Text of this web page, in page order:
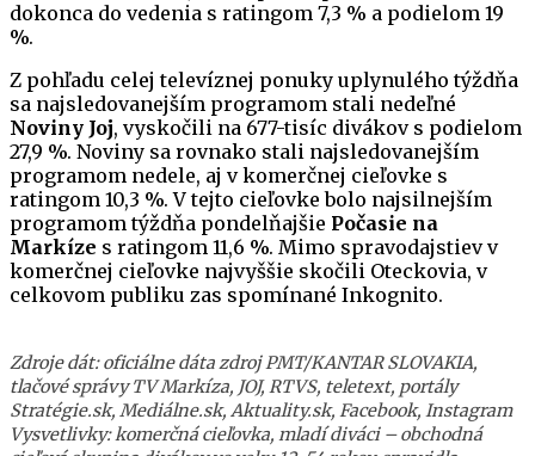
dokonca do vedenia s ratingom 7,3 % a podielom 19
%.
Z pohľadu celej televíznej ponuky uplynulého týždňa
sa najsledovanejším programom stali nedeľné
Noviny Joj, vyskočili na 677-tisíc divákov s podielom
27,9 %. Noviny sa rovnako stali najsledovanejším
programom nedele, aj v komerčnej cieľovke s
ratingom 10,3 %. V tejto cieľovke bolo najsilnejším
programom týždňa pondelňajšie Počasie na
Markíze s ratingom 11,6 %. Mimo spravodajstiev v
komerčnej cieľovke najvyššie skočili Oteckovia, v
celkovom publiku zas spomínané Inkognito.
Zdroje dát: oficiálne dáta zdroj PMT/KANTAR SLOVAKIA,
tlačové správy TV Markíza, JOJ, RTVS, teletext, portály
Stratégie.sk, Mediálne.sk, Aktuality.sk, Facebook, Instagram
Vysvetlivky: komerčná cieľovka, mladí diváci – obchodná